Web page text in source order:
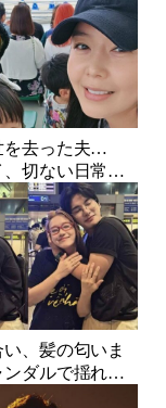
を去った夫…
切ない日常と
愛を初告白
、髪の匂いま
ダルで揺れた
ベトナム女性歌